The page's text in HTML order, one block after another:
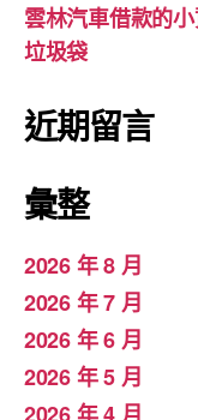
雲林汽車借款的
垃圾袋
近期留言
彙整
2026 年 8 月
2026 年 7 月
2026 年 6 月
2026 年 5 月
2026 年 4 月